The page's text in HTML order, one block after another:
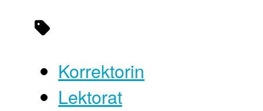
Korrektorin
Lektorat